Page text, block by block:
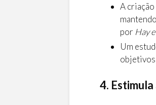
A criação
por Hay
Um
objetivos
4.